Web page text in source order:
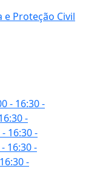
Proteção Civil
- 16:30-
-
16:30-
16:30-
-